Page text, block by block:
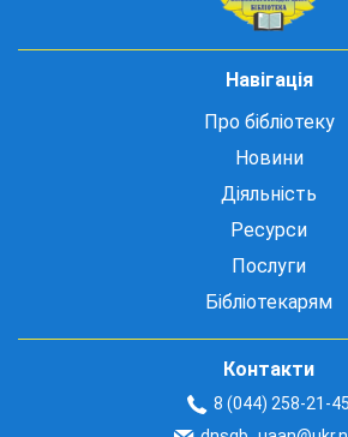
Навігація
Про бібліотеку
Новини
Діяльність
Ресурси
Послуги
Бібліотекарям
Контакти
8 (044) 258-21-45